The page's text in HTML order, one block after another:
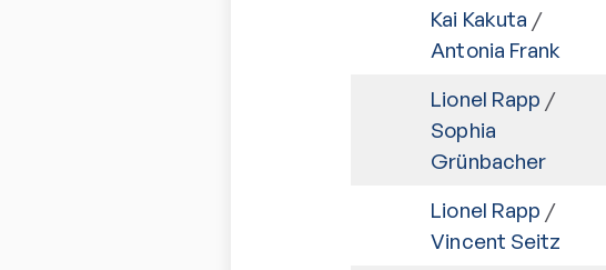
Kai Kakuta /
Antonia Frank
Lionel Rapp /
Sophia
Grünbacher
Lionel Rapp /
Vincent Seitz